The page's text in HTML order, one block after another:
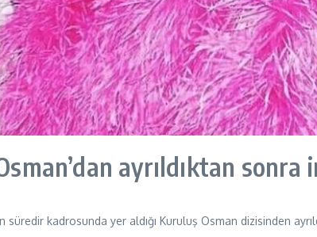
ayrıldıktan
süredir kadrosunda yer aldığı Kuruluş Osman dizisinden